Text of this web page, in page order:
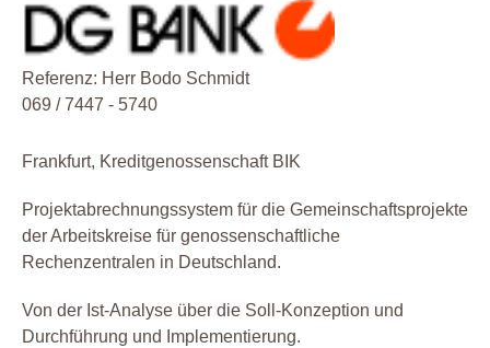
Referenz: Herr Bodo Schmidt
069 / 7447 - 5740
Frankfurt, Kreditgenossenschaft BIK
Projektabrechnungssystem für die Gemeinschaftsprojekte
der Arbeitskreise für genossenschaftliche
Rechenzentralen in Deutschland.
Von der Ist-Analyse über die Soll-Konzeption und
Durchführung und Implementierung.